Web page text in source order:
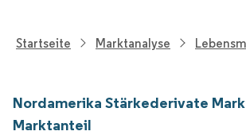
Startseite Marktanalyse
Nordamerika Stärkederivate
Marktanteil